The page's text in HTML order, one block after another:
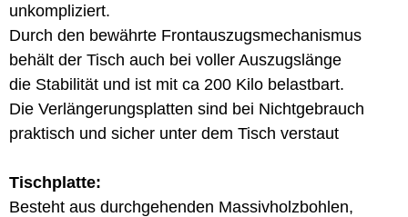
unkompliziert.
Durch den bewährte Frontauszugsmechanismus
behält der Tisch auch bei voller Auszugslänge
die Stabilität und ist mit ca 200 Kilo belastbart.
Die Verlängerungsplatten sind bei Nichtgebrauch
praktisch und sicher unter dem Tisch verstaut
Tischplatte:
Besteht aus durchgehenden Massivholzbohlen,